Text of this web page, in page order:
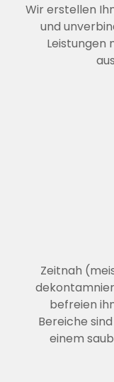
Wir erstellen
und
Leistungen
Zeitnah
befreien
Bereiche
einem